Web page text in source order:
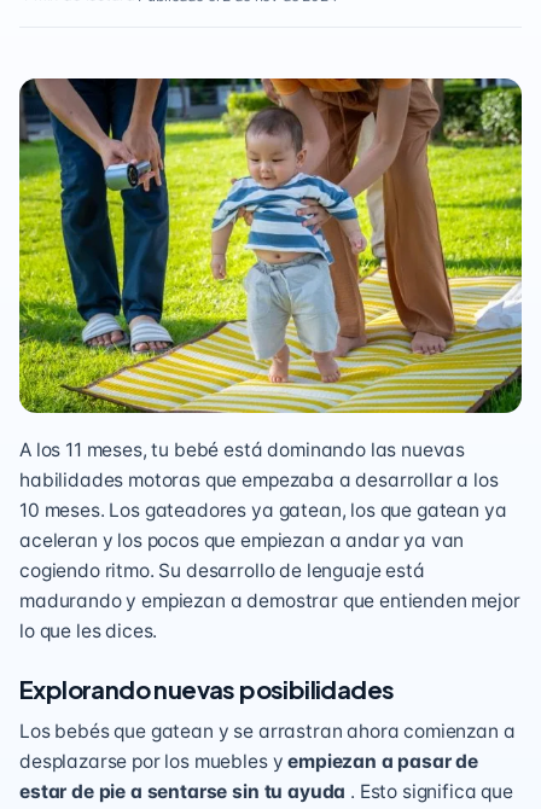
A los 11 meses, tu bebé está dominando las nuevas
habilidades motoras que empezaba a desarrollar a los
10 meses. Los gateadores ya gatean, los que gatean ya
aceleran y los pocos que empiezan a andar ya van
cogiendo ritmo. Su desarrollo de lenguaje está
madurando y empiezan a demostrar que entienden mejor
lo que les dices.
Explorando nuevas posibilidades
Los bebés que gatean y se arrastran ahora comienzan a
desplazarse por los muebles y empiezan a pasar de
estar de pie a sentarse sin tu ayuda . Esto significa que